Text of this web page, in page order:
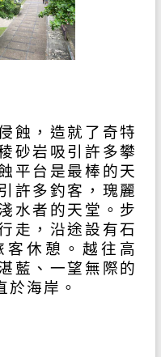
蝕，造就了奇特
砂岩吸引許多攀
平台是最棒的天
許多釣客，瑰麗
水者的天堂。步
走，沿途設有石
客休憩。越往高
藍、一望無際的
於海岸。